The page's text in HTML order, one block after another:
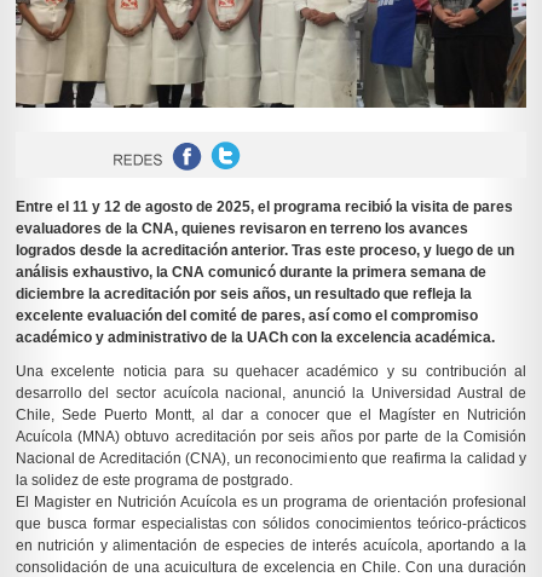
Entre el 11 y 12 de agosto de 2025, el programa recibió la visita de pares
evaluadores de la CNA, quienes revisaron en terreno los avances
logrados desde la acreditación anterior. Tras este proceso, y luego de un
análisis exhaustivo, la CNA comunicó durante la primera semana de
diciembre la acreditación por seis años, un resultado que refleja la
excelente evaluación del comité de pares, así como el compromiso
académico y administrativo de la UACh con la excelencia académica.
Una excelente noticia para su quehacer académico y su contribución al
desarrollo del sector acuícola nacional, anunció la Universidad Austral de
Chile, Sede Puerto Montt, al dar a conocer que el Magíster en Nutrición
Acuícola (MNA) obtuvo acreditación por seis años por parte de la Comisión
Nacional de Acreditación (CNA), un reconocimiento que reafirma la calidad y
la solidez de este programa de postgrado.
El Magister en Nutrición Acuícola es un programa de orientación profesional
que busca formar especialistas con sólidos conocimientos teórico-prácticos
en nutrición y alimentación de especies de interés acuícola, aportando a la
consolidación de una acuicultura de excelencia en Chile. Con una duración